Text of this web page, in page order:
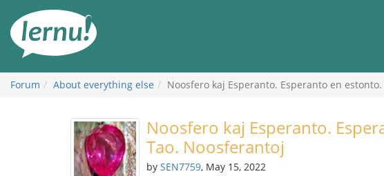
the
content
Forum About everything else Noosfero kaj Esperanto. Esperanto en
Noosfero kaj Esperanto.
Tao. Noosferantoj
by SEN7759, May 15, 2022